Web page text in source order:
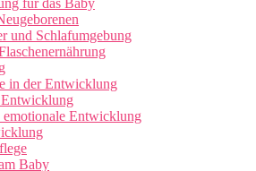
und Schlafumgebung
in der Entwicklung
emotionale Entwicklung
Baby